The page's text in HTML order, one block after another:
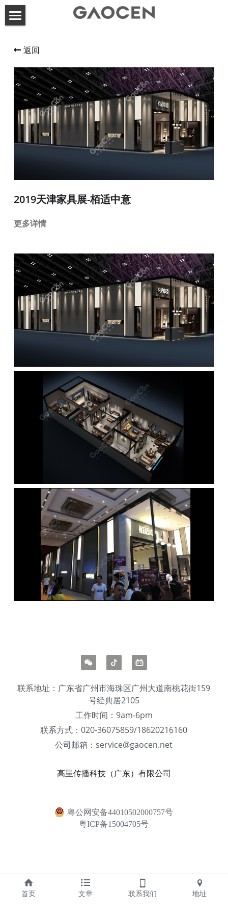
关于高呈
服务案例
展台设计搭建
联系方式
返回
2019天津家具展-栢适中意
更多详情
联系地址：广东省广州市海珠区广州大道南桃花街159
号经典居2105
工作时间：9am-6pm
联系方式：020-36075859/18620216160
公司邮箱：service@gaocen.net
高呈传播科技（广东）有限公司
粤公网安备44010502000757号
粤ICP备15004705号
首页 文章 联系我们 地址